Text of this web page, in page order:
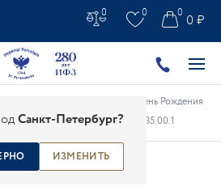
Санкт-Петербург?
ИЗМЕНИТЬ
0 0 0 ₽
0
Подарки на День Рождения
Сетка-Блюз 2 арт. 80.92735.00.1